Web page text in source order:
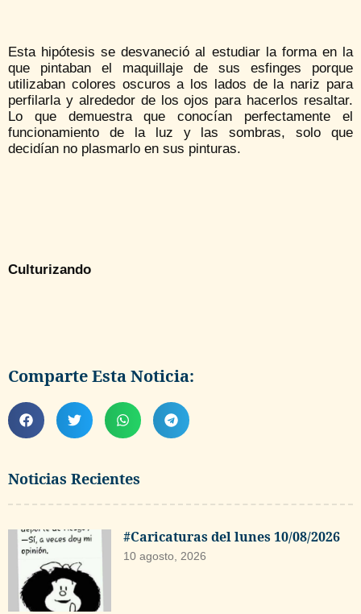
Noticias Recientes
#Caricaturas del lunes 10/08/2026
10 agosto, 2026
Esta hipótesis se desvaneció al estudiar la forma en la
que pintaban el maquillaje de sus esfinges porque
utilizaban colores oscuros a los lados de la nariz para
perfilarla y alrededor de los ojos para hacerlos resaltar.
Lo que demuestra que conocían perfectamente el
funcionamiento de la luz y las sombras, solo que
decidían no plasmarlo en sus pinturas.
Culturizando
Comparte Esta Noticia: